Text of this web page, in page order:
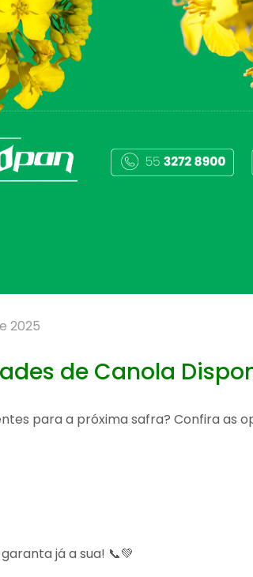
2025
de Canola
para a próxima safra? Confira as
já a sua! 📞💚